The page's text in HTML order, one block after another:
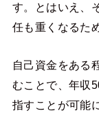
す。とはいえ、
任も重くなるた
自己資金をある
むことで、年収
指すことが可能